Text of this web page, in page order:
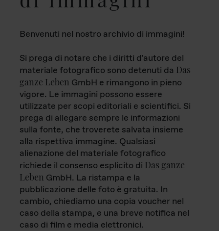
Benvenuti nel nostro archivio di immagini!
Si prega di notare che i diritti d'autore del
materiale fotografico sono detenuti da Das
ganze Leben GmbH e rimangono in pieno
vigore. Le immagini possono essere
utilizzate per scopi editoriali e scientifici. Si
prega di allegare sempre le informazioni
sulla fonte, che troverete salvata insieme
alla rispettiva immagine. Qualsiasi
alienazione del materiale fotografico
richiede il consenso esplicito di Das ganze
Leben GmbH. La ristampa e la
pubblicazione delle foto è gratuita. In
cambio, chiediamo una copia voucher nel
caso della stampa, e una breve notifica nel
caso di film e media elettronici.